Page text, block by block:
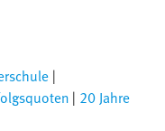
|
| 20 Jahre